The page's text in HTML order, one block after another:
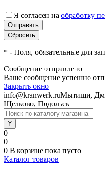
Я согласен на обработку
* - Поля, обязательные для
Сообщение отправлено
Ваше сообщение успешно
Закрыть окно
info@kranwerk.ruМытищи,
Щелково, Подольск
0
0
0 В корзине пока пусто
Каталог товаров